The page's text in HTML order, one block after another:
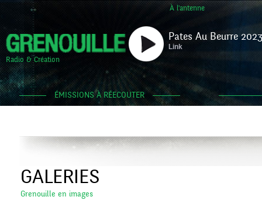
À l'antenne
Radio & Création
Pates Au Beurre
Link
ÉMISSIONS À RÉECOUTER
GALERIES
Grenouille en images